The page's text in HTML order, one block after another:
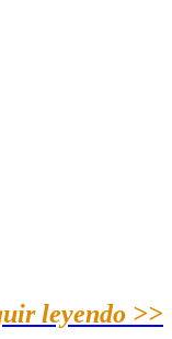
leyendo >>